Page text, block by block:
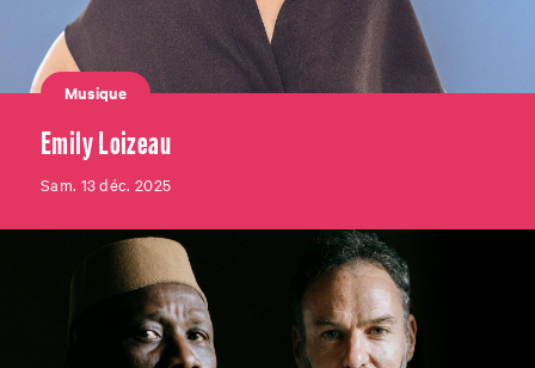
Musique
Emily Loizeau
Sam. 13 déc. 2025